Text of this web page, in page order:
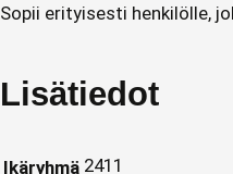
Sopii erityisesti henkilölle,
Lisätiedot
Ikäryhmä 2411